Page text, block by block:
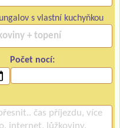
s vlastní kuchyňkou
Počet nocí: